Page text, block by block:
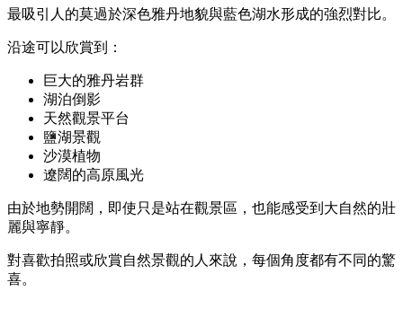
最吸引人的莫過於深色雅丹地貌與藍色湖水形成的強烈對比。
沿途可以欣賞到：
巨大的雅丹岩群
湖泊倒影
天然觀景平台
鹽湖景觀
沙漠植物
遼闊的高原風光
由於地勢開闊，即使只是站在觀景區，也能感受到大自然的壯
麗與寧靜。
對喜歡拍照或欣賞自然景觀的人來說，每個角度都有不同的驚
喜。